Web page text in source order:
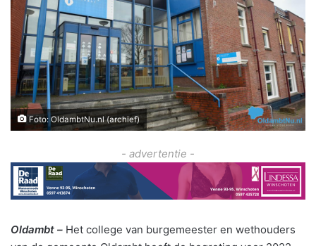
Foto: OldambtNu.nl (archief)
- advertentie -
Oldambt – Het college van burgemeester en wethouders